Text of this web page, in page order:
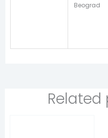
Beograd